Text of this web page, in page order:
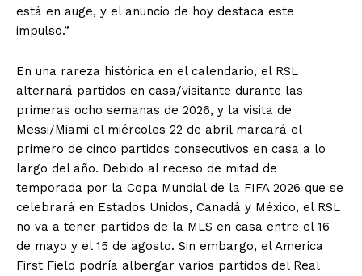
está en auge, y el anuncio de hoy destaca este
impulso.”
En una rareza histórica en el calendario, el RSL
alternará partidos en casa/visitante durante las
primeras ocho semanas de 2026, y la visita de
Messi/Miami el miércoles 22 de abril marcará el
primero de cinco partidos consecutivos en casa a lo
largo del año. Debido al receso de mitad de
temporada por la Copa Mundial de la FIFA 2026 que se
celebrará en Estados Unidos, Canadá y México, el RSL
no va a tener partidos de la MLS en casa entre el 16
de mayo y el 15 de agosto. Sin embargo, el America
First Field podría albergar varios partidos del Real